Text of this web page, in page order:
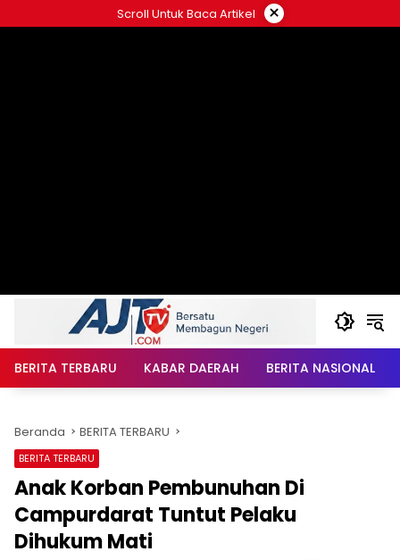
ke
Scroll Untuk Baca Artikel ×
BERITA TERBARU KABAR DAERAH BERITA NASIONAL
Beranda BERITA TERBARU
BERITA TERBARU
Anak Korban Pembunuhan Di
Campurdarat Tuntut Pelaku
Dihukum Mati